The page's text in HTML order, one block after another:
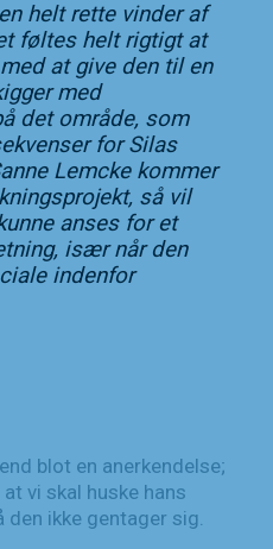
helt rette vinder af
føltes helt rigtigt at
at give den til en
med
det område, som
for Silas
Lemcke kommer
så vil
anses for et
især når den
indenfor
blot en anerkendelse;
vi skal huske hans
ikke gentager sig.